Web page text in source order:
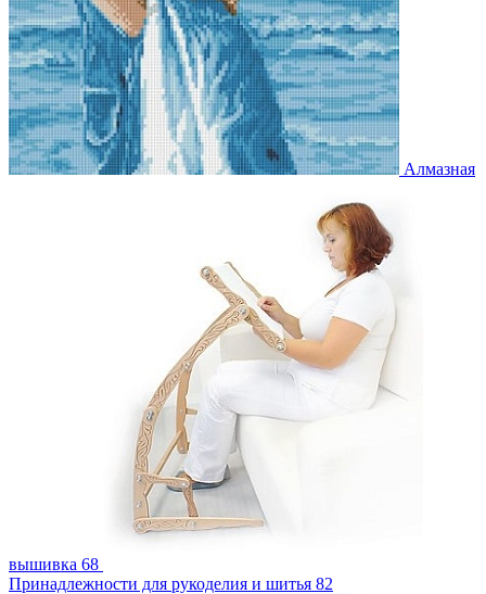
Алмазная
вышивка 68
Принадлежности для рукоделия и шитья 82